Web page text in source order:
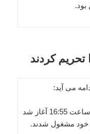
بود.
تحریم کردند
می آید:
*تمرین استقلال به جای ساعت 17 از ساعت 16:55 آغاز شد
خود مشغول شدند.